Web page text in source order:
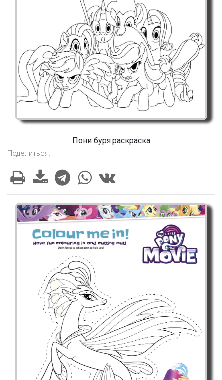
Пони буря раскраска
Поделиться: